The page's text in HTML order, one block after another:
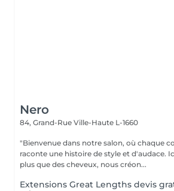
Nero
84, Grand-Rue Ville-Haute L-1660
"Bienvenue dans notre salon, où chaque
raconte une histoire de style et d'audace.
plus que des cheveux, nous créon...
Extensions Great Lengths devis